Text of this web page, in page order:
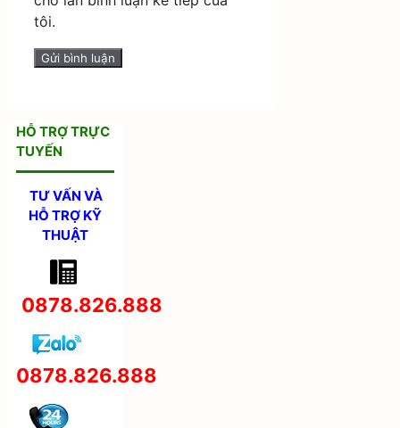
tôi.
HỖ TRỢ TRỰC
TUYẾN
TƯ VẤN VÀ
HỖ TRỢ KỸ
THUẬT
0878.826.888
0878.826.888